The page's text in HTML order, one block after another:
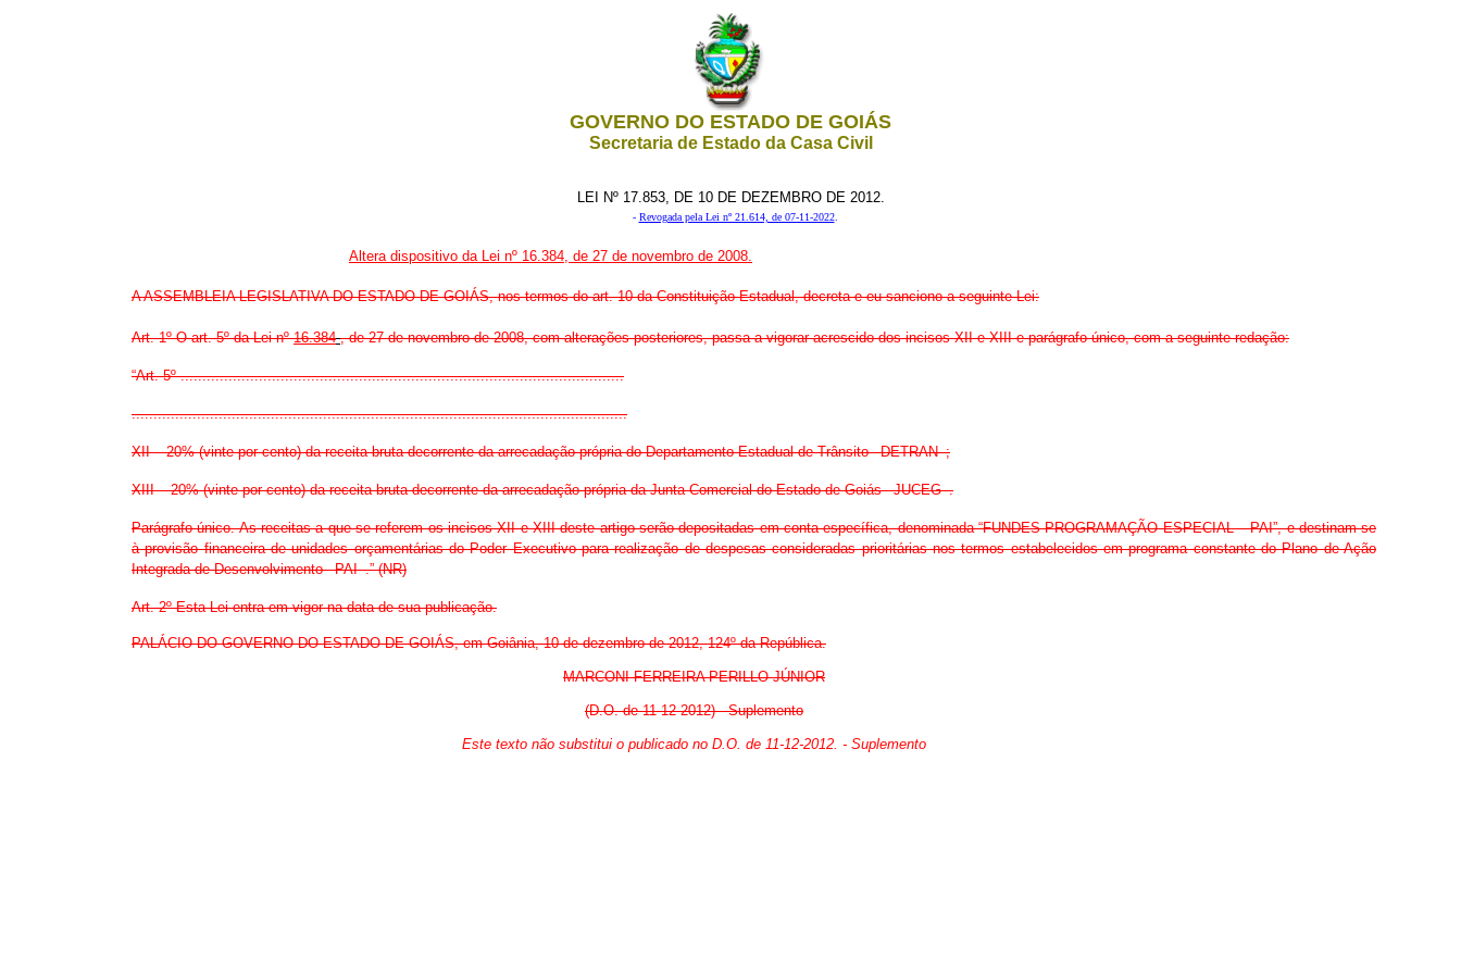
GOVERNO DO ESTADO DE GOIÁS
Secretaria de Estado da Casa Civil
LEI Nº 17.853, DE 10 DE DEZEMBRO DE 2012.
- Revogada pela Lei nº 21.614, de 07-11-2022.
Altera dispositivo da Lei nº 16.384, de 27 de novembro de 2008.
A ASSEMBLEIA LEGISLATIVA DO ESTADO DE GOIÁS, nos termos do art. 10 da Constituição Estadual, decreta e eu sanciono a seguinte Lei:
Art. 1º O art. 5º da Lei nº16.384 , de 27 de novembro de 2008, com alterações posteriores, passa a vigorar acrescido dos incisos XII e XIII e parágrafo único, com a seguinte redação:
“Art. 5º ......................................................................................................
..................................................................................................................
XII – 20% (vinte por cento) da receita bruta decorrente da arrecadação própria do Departamento Estadual de Trânsito –DETRAN–;
XIII – 20% (vinte por cento) da receita bruta decorrente da arrecadação própria da Junta Comercial do Estado de Goiás –JUCEG–.
Parágrafo único. As receitas a que se referem os incisos XII e XIII deste artigo serão depositadas em conta específica, denominada “FUNDES PROGRAMAÇÃO ESPECIAL – PAI”, e destinam-se
à provisão financeira de unidades orçamentárias do Poder Executivo para realização de despesas consideradas prioritárias nos termos estabelecidos em programa constante do Plano de Ação
Integrada de Desenvolvimento –PAI–.” (NR)
Art. 2º Esta Lei entra em vigor na data de sua publicação.
PALÁCIO DO GOVERNO DO ESTADO DE GOIÁS, em Goiânia, 10 de dezembro de 2012, 124º da República.
MARCONI FERREIRA PERILLO JÚNIOR
(D.O. de 11-12-2012) - Suplemento
Este texto não substitui o publicado no D.O. de 11-12-2012. - Suplemento